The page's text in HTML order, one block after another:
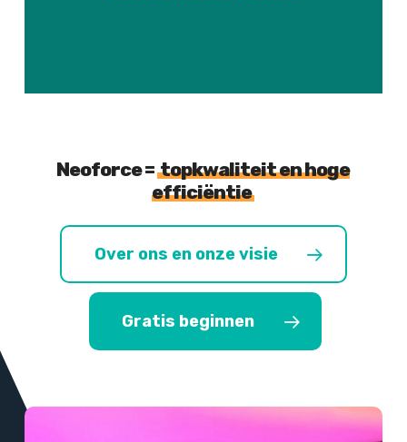
Neoforce =topkwaliteit en hoge
efficiëntie
Over ons en onze visie
Gratis beginnen
Meer